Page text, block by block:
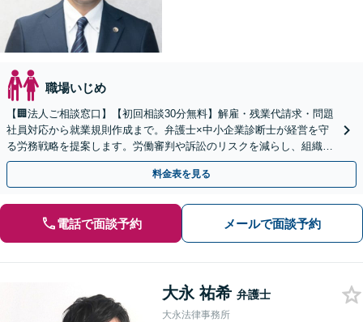
職場いじめ
【🏢法人ご相談窓口】【初回相談30分無料】解雇・残業代請求・問題
社員対応から就業規則作成まで。弁護士×中小企業診断士が経営を守
る労務戦略を提案します。労働審判や訴訟のリスクを減らし、組織を
強くするサポートを。
料金表を見る
電話で面談予約 メールで面談予約
大永 祐希 弁護士
大永法律事務所